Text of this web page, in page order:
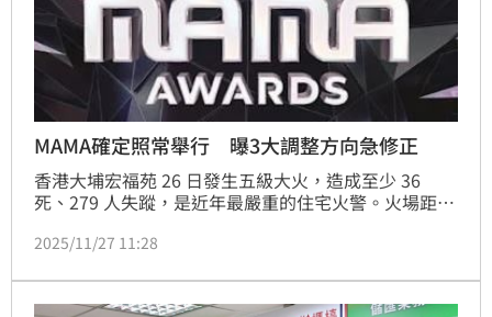
MAMA確定照常舉行 曝3大調整方向急修正
香港大埔宏福苑 26 日發生五級大火，造成至少 36
死、279 人失蹤，是近年最嚴重的住宅火警。火場距離
鐘車程，外界擔心典禮是否會取消或延期。MAMA 官方
作組最新立場。
2025/11/27 11:28